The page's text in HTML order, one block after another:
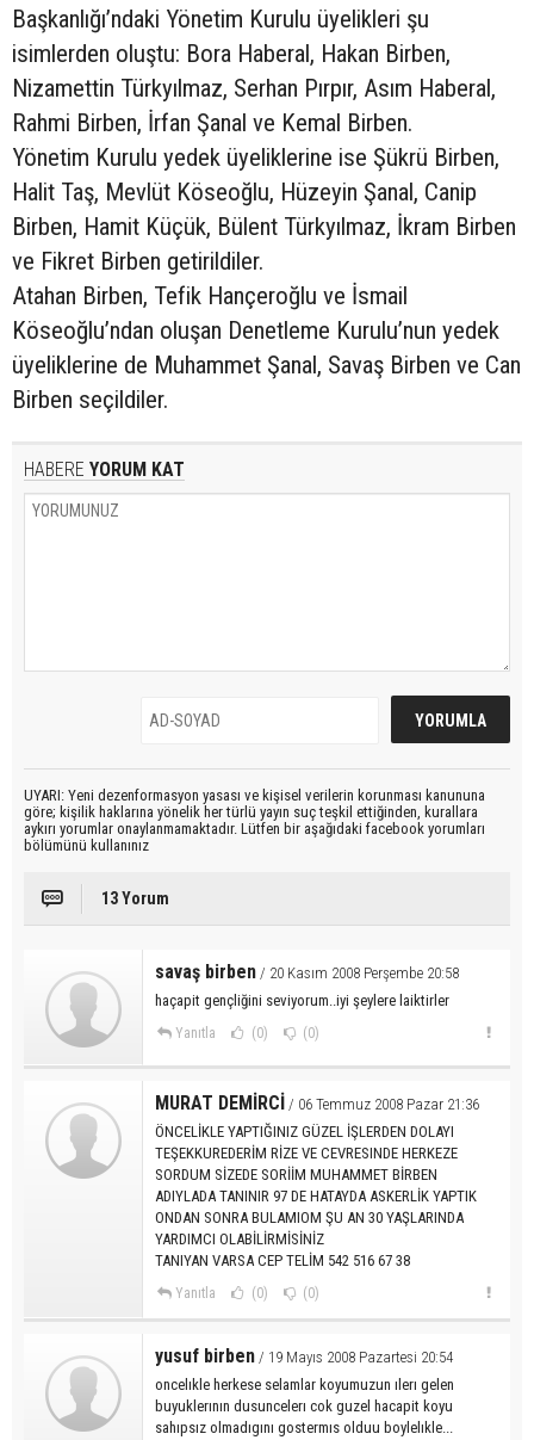
Başkanlığı’ndaki Yönetim Kurulu üyelikleri şu
isimlerden oluştu: Bora Haberal, Hakan Birben,
Nizamettin Türkyılmaz, Serhan Pırpır, Asım Haberal,
Rahmi Birben, İrfan Şanal ve Kemal Birben.
Yönetim Kurulu yedek üyeliklerine ise Şükrü Birben,
Halit Taş, Mevlüt Köseoğlu, Hüzeyin Şanal, Canip
Birben, Hamit Küçük, Bülent Türkyılmaz, İkram Birben
ve Fikret Birben getirildiler.
Atahan Birben, Tefik Hançeroğlu ve İsmail
Köseoğlu’ndan oluşan Denetleme Kurulu’nun yedek
üyeliklerine de Muhammet Şanal, Savaş Birben ve Can
Birben seçildiler.
HABERE YORUM KAT
UYARI: Yeni dezenformasyon yasası ve kişisel verilerin korunması kanununa
göre; kişilik haklarına yönelik her türlü yayın suç teşkil ettiğinden, kurallara
aykırı yorumlar onaylanmamaktadır. Lütfen bir aşağıdaki facebook yorumları
bölümünü kullanınız
13 Yorum
savaş birben / 20 Kasım 2008 Perşembe 20:58
haçapit gençliğini seviyorum..iyi şeylere laiktirler
Yanıtla (0) (0)
MURAT DEMİRCİ / 06 Temmuz 2008 Pazar 21:36
ÖNCELİKLE YAPTIĞINIZ GÜZEL İŞLERDEN DOLAYI
TEŞEKKUREDERİM RİZE VE CEVRESINDE HERKEZE
SORDUM SİZEDE SORİİM MUHAMMET BİRBEN
ADIYLADA TANINIR 97 DE HATAYDA ASKERLİK YAPTIK
ONDAN SONRA BULAMIOM ŞU AN 30 YAŞLARINDA
YARDIMCI OLABİLİRMİSİNİZ
TANIYAN VARSA CEP TELİM 542 516 67 38
Yanıtla (0) (0)
yusuf birben / 19 Mayıs 2008 Pazartesi 20:54
oncelıkle herkese selamlar koyumuzun ılerı gelen
buyuklerının dusuncelerı cok guzel hacapit koyu
sahıpsız olmadıgını gostermıs olduu boylelıkle...